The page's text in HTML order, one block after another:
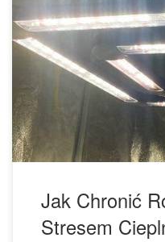
Jak chronić rośliny
Domowa uprawa
wyzwaniami, a jednym z
cieplny. W tym artykule
podjąć, aby rośliny nie
ciepła. Niezależnie od
pomieszczeniu, czy
Jak Chronić
Stresem